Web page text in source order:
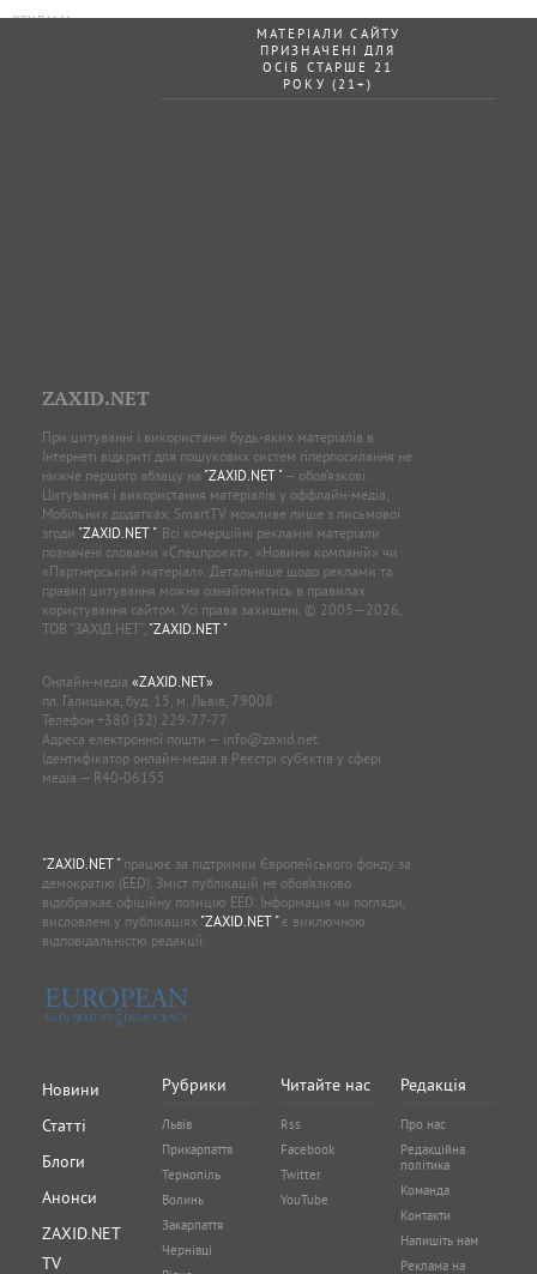
МАТЕРІАЛИ САЙТУ
ПРИЗНАЧЕНІ ДЛЯ
ОСІБ СТАРШЕ 21
РОКУ (21+)
ZAXID.NET
При цитуванні і використанні будь-яких матеріалів в
Інтернеті відкриті для пошукових систем гіперпосилання не
нижче першого абзацу на "ZAXID.NET "— обов’язкові.
Цитування і використання матеріалів у оффлайн-медіа,
Мобільних додатках, SmartTV можливе лише з письмової
згоди "ZAXID.NET ". Всі комерційні рекламні матеріали
позначені словами «Спецпроєкт», «Новини компаній» чи
«Партнерський матеріал». Детальніше щодо реклами та
правил цитування можна ознайомитись в правилах
користування сайтом. Усі права захищені. © 2005—2026,
ТОВ “ЗАХІД.НЕТ”, "ZAXID.NET ".
Онлайн-медіа «ZAXID.NET»
пл. Галицька, буд. 15, м. Львів, 79008
Телефон +380 (32) 229-77-77
Адреса електронної пошти — info@zaxid.net
Ідентифікатор онлайн-медіа в Реєстрі суб'єктів у сфері
медіа — R40-06155
"ZAXID.NET "працює за підтримки Європейського фонду за
демократію (EED). Зміст публікацій не обов’язково
відображає офіційну позицію EED. Інформація чи погляди,
висловлені у публікаціях "ZAXID.NET "є виключною
відповідальністю редакції.
Новини
Статті
Блоги
Анонси
ZAXID.NET
TV
Рубрики
Львів
Прикарпаття
Тернопіль
Волинь
Закарпаття
Чернівці
Читайте нас
Rss
Facebook
Twitter
YouTube
Редакція
Про нас
Редакційна
політика
Команда
Контакти
Напишіть нам
Реклама на